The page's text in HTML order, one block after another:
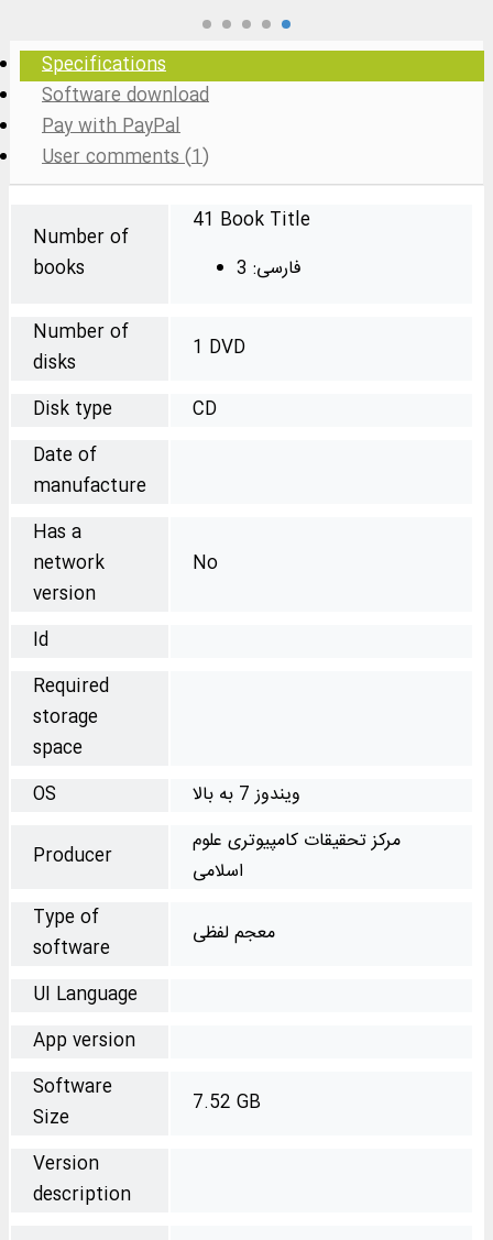
Specifications
Software download
Pay with PayPal
User comments (1)
Number of
books
41 Book Title
فارسی: 3
Number of
disks
1 DVD
Disk type
CD
Date of
manufacture
Has a
network
version
No
Id
Required
storage
space
OS
ویندوز 7 به بالا
Producer
مرکز تحقیقات کامپیوتری علوم
اسلامی
Type of
software
معجم لفظی
UI Language
App version
Software
Size
7.52 GB
Version
description